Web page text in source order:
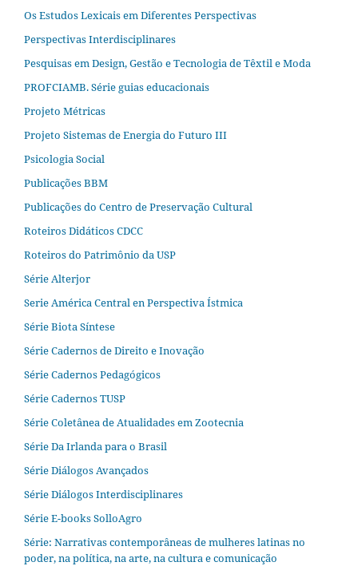
Os Estudos Lexicais em Diferentes Perspectivas
Perspectivas Interdisciplinares
Pesquisas em Design, Gestão e Tecnologia de Têxtil e Moda
PROFCIAMB. Série guias educacionais
Projeto Métricas
Projeto Sistemas de Energia do Futuro III
Psicologia Social
Publicações BBM
Publicações do Centro de Preservação Cultural
Roteiros Didáticos CDCC
Roteiros do Patrimônio da USP
Série Alterjor
Serie América Central en Perspectiva Ístmica
Série Biota Síntese
Série Cadernos de Direito e Inovação
Série Cadernos Pedagógicos
Série Cadernos TUSP
Série Coletânea de Atualidades em Zootecnia
Série Da Irlanda para o Brasil
Série Diálogos Avançados
Série Diálogos Interdisciplinares
Série E-books SolloAgro
Série: Narrativas contemporâneas de mulheres latinas no
poder, na política, na arte, na cultura e comunicação